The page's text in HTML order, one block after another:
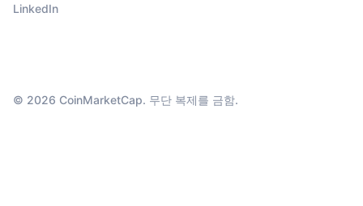
LinkedIn
© 2026 CoinMarketCap. 무단 복제를 금함.